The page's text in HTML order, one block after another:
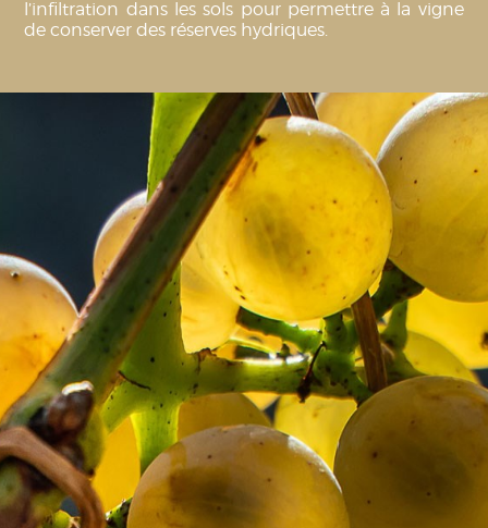
l’infiltration dans les sols pour permettre à la vigne
de conserver des réserves hydriques.